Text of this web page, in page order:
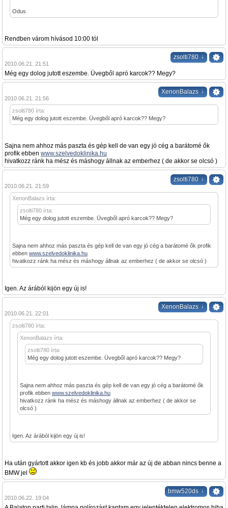
Odus
Rendben várom hívásod 10:00 tól
zsolti780 ↓
2010.06.21. 21:51
Még egy dolog jutott eszembe. Üvegből apró karcok?? Megy?
XenonBalazs ↓
2010.06.21. 21:56
zsolti780 írta:
Még egy dolog jutott eszembe. Üvegből apró karcok?? Megy?
Sajna nem ahhoz más paszta és gép kell de van egy jó cég a barátomé ők
profik ebben www.szelvedoklinika.hu
hivatkozz ránk ha mész és máshogy állnak az emberhez ( de akkor se olcsó )
zsolti780 ↓
2010.06.21. 21:59
XenonBalazs írta:
zsolti780 írta:
Még egy dolog jutott eszembe. Üvegből apró karcok?? Megy?
Sajna nem ahhoz más paszta és gép kell de van egy jó cég a barátomé ők profik
ebben www.szelvedoklinika.hu
hivatkozz ránk ha mész és máshogy állnak az emberhez ( de akkor se olcsó )
Igen. Az árából kijön egy új is!
XenonBalazs ↓
2010.06.21. 22:01
zsolti780 írta:
XenonBalazs írta:
zsolti780 írta:
Még egy dolog jutott eszembe. Üvegből apró karcok?? Megy?
Sajna nem ahhoz más paszta és gép kell de van egy jó cég a barátomé ők
profik ebben www.szelvedoklinika.hu
hivatkozz ránk ha mész és máshogy állnak az emberhez ( de akkor se
olcsó )
Igen. Az árából kijön egy új is!
Ha után gyártott akkor igen kb és jobb akkor már az új de abban nincs benne a
BMW jel
bmw520ds ↓
2010.06.22. 19:04